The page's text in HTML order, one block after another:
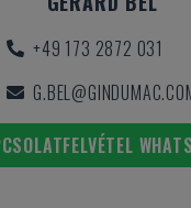
+49 173 2872 031